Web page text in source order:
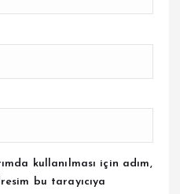
kullanılması için adım,
bu tarayıcıya